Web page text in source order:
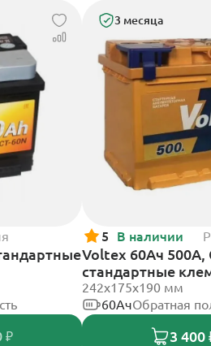
₽
3 месяца
5 В наличии
Voltex 60Ач 500А,
стандартные
242х175х190 мм
60АчОбратная
3 400